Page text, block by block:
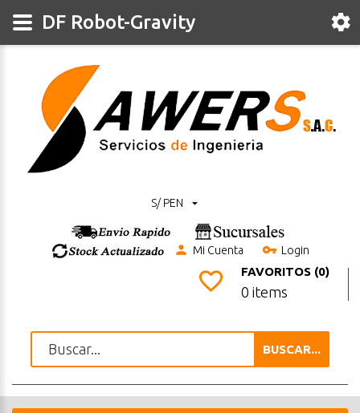
S/ PEN
Mi Cuenta Login
FAVORITOS (0)
0 items
BUSCAR...
DF Robot-Gravity